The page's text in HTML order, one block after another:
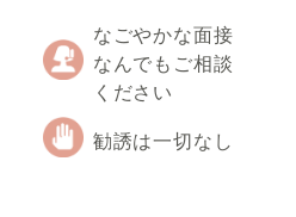
なごやかな面接
なんでもご相談
ください
勧誘は一切なし